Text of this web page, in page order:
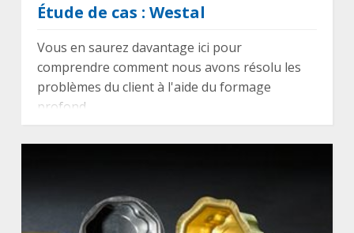
Étude de cas : Westal
Vous en saurez davantage ici pour
comprendre comment nous avons résolu les
problèmes du client à l'aide du formage
profond.